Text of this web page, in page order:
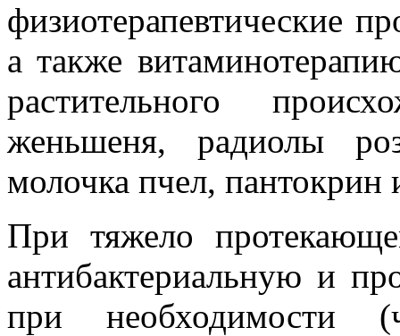
физиотерапевтические
а также
растительного
женьшеня, радиолы
молочка пчел, пантокрин
При тяжело
антибактериальную и
при необходимости